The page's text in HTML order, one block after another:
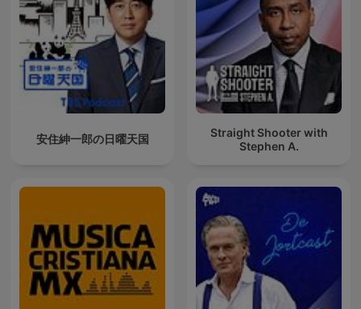
安住紳一郎の日曜天国
Straight Shooter with
Stephen A.